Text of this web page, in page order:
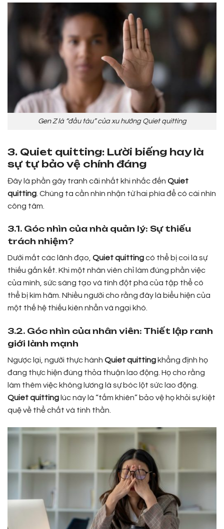
Gen Z là “đầu tàu” của xu hướng Quiet quitting
3. Quiet quitting: Lười biếng hay là
sự tự bảo vệ chính đáng
Đây là phần gây tranh cãi nhất khi nhắc đến Quiet
quitting . Chúng ta cần nhìn nhận từ hai phía để có cái nhìn
công tâm.
3.1. Góc nhìn của nhà quản lý: Sự thiếu
trách nhiệm?
Dưới mắt các lãnh đạo, Quiet quittingcó thể bị coi là sự
thiếu gắn kết. Khi một nhân viên chỉ làm đúng phần việc
của mình, sức sáng tạo và tính đột phá của tập thể có
thể bị kìm hãm. Nhiều người cho rằng đây là biểu hiện của
một thế hệ thiếu kiên nhẫn và ngại khó.
3.2. Góc nhìn của nhân viên: Thiết lập ranh
giới lành mạnh
Ngược lại, người thực hành Quiet quitting khẳng định họ
đang thực hiện đúng thỏa thuận lao động. Họ cho rằng
làm thêm việc không lương là sự bóc lột sức lao động.
Quiet quitting lúc này là “tấm khiên” bảo vệ họ khỏi sự kiệt
quệ về thể chất và tinh thần.